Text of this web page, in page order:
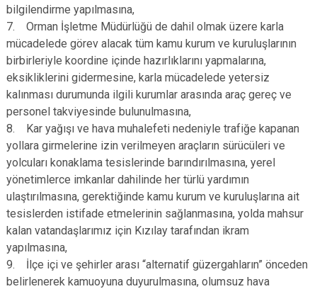
bilgilendirme yapılmasına,
7. Orman İşletme Müdürlüğü de dahil olmak üzere karla
mücadelede görev alacak tüm kamu kurum ve kuruluşlarının
birbirleriyle koordine içinde hazırlıklarını yapmalarına,
eksikliklerini gidermesine, karla mücadelede yetersiz
kalınması durumunda ilgili kurumlar arasında araç gereç ve
personel takviyesinde bulunulmasına,
8. Kar yağışı ve hava muhalefeti nedeniyle trafiğe kapanan
yollara girmelerine izin verilmeyen araçların sürücüleri ve
yolcuları konaklama tesislerinde barındırılmasına, yerel
yönetimlerce imkanlar dahilinde her türlü yardımın
ulaştırılmasına, gerektiğinde kamu kurum ve kuruluşlarına ait
tesislerden istifade etmelerinin sağlanmasına, yolda mahsur
kalan vatandaşlarımız için Kızılay tarafından ikram
yapılmasına,
9. İlçe içi ve şehirler arası “alternatif güzergahların” önceden
belirlenerek kamuoyuna duyurulmasına, olumsuz hava